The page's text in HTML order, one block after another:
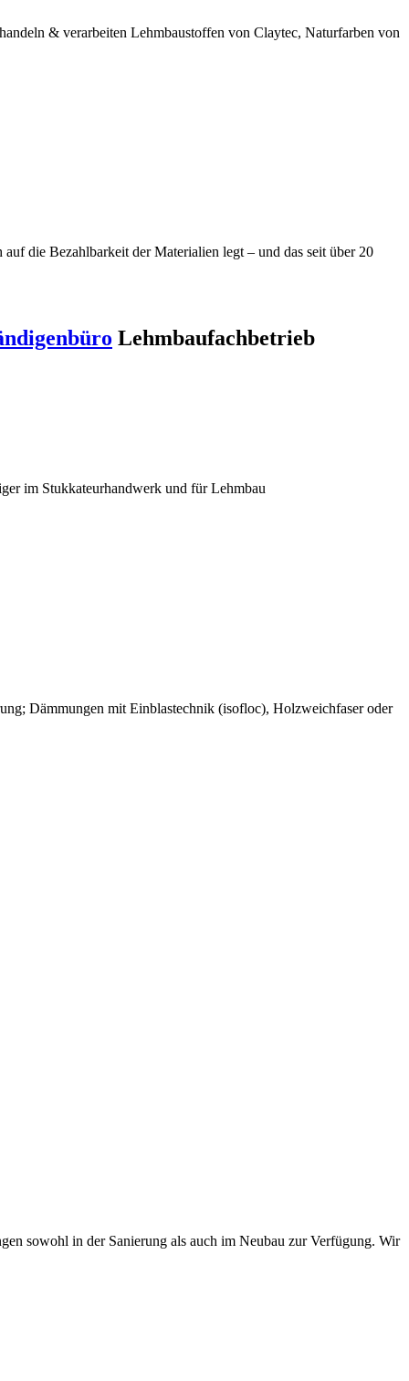
& verarbeiten Lehmbaustoffen von Claytec, Naturfarben von
die Bezahlbarkeit der Materialien legt – und das seit über 20
Lehmbaufachbetrieb
im Stukkateurhandwerk und für Lehmbau
Dämmungen mit Einblastechnik (isofloc), Holzweichfaser oder
sowohl in der Sanierung als auch im Neubau zur Verfügung. Wir